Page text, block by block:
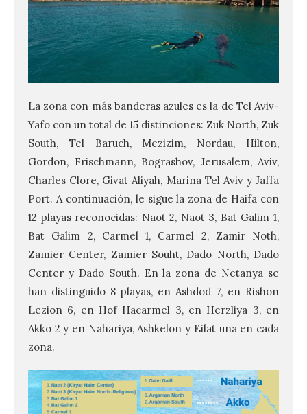
La zona con más banderas azules es la de Tel Aviv-
Yafo con un total de 15 distinciones: Zuk North, Zuk
South, Tel Baruch, Mezizim, Nordau, Hilton,
Gordon, Frischmann, Bograshov, Jerusalem, Aviv,
Charles Clore, Givat Aliyah, Marina Tel Aviv y Jaffa
Port. A continuación, le sigue la zona de Haifa con
12 playas reconocidas: Naot 2, Naot 3, Bat Galim 1,
Bat Galim 2, Carmel 1, Carmel 2, Zamir Noth,
Zamier Center, Zamier Souht, Dado North, Dado
Center y Dado South. En la zona de Netanya se
han distinguido 8 playas, en Ashdod 7, en Rishon
Lezion 6, en Hof Hacarmel 3, en Herzliya 3, en
Akko 2 y en Nahariya, Ashkelon y Eilat una en cada
zona.